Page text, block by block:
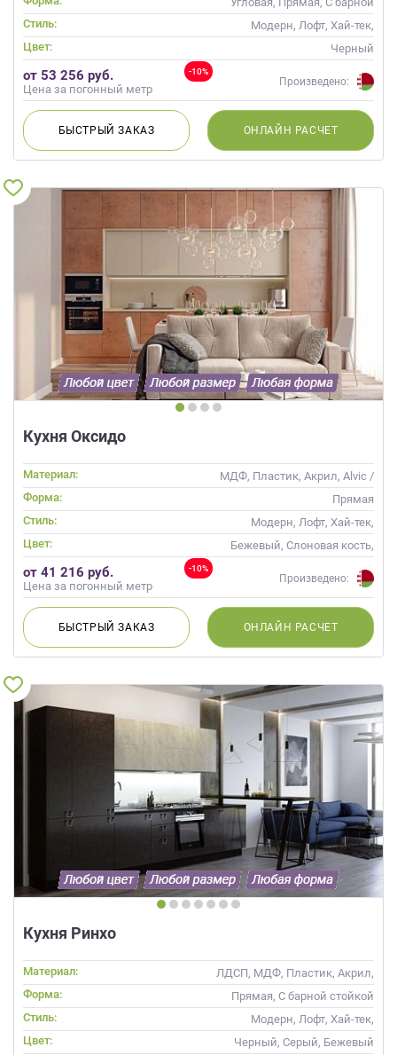
стойкой
Стиль:
Модерн, Лофт, Хай-тек,
Современные
Цвет: Черный
-10%
от 53 256 руб.
Цена за погонный метр
Произведено:
БЫСТРЫЙЗАКАЗ ОНЛАЙН РАСЧЕТ
Кухня Оксидо
Материал:
МДФ, Пластик, Акрил, Alvic /
УФ лак
Форма:
Прямая
Стиль:
Модерн, Лофт, Хай-тек,
Современные
Цвет:
Бежевый, Слоновая кость,
Кремовый, Оранжевый
-10%
от 41 216 руб.
Цена за погонный метр
Произведено:
БЫСТРЫЙЗАКАЗ ОНЛАЙН РАСЧЕТ
Кухня Ринхо
Материал:
ЛДСП, МДФ, Пластик, Акрил,
Alvic / УФ лак
Форма:
Прямая, С барной стойкой
Стиль:
Модерн, Лофт, Хай-тек,
Современные
Цвет: Черный, Серый, Бежевый